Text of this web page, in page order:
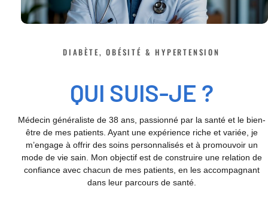
DIABÈTE, OBÉSITÉ & HYPERTENSION
QUI SUIS-JE ?
Médecin généraliste de 38 ans, passionné par la santé et le bien-
être de mes patients. Ayant une expérience riche et variée, je
m’engage à offrir des soins personnalisés et à promouvoir un
mode de vie sain. Mon objectif est de construire une relation de
confiance avec chacun de mes patients, en les accompagnant
dans leur parcours de santé.